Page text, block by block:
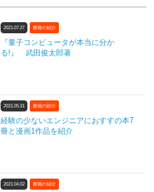
2021.07.27 書籍の紹介
『量子コンピュータが本当に分か
る!』 武田俊太郎著
2021.05.31 書籍の紹介
経験の少ないエンジニアにおすすの本7
冊と漫画1作品を紹介
2021.04.02 書籍の紹介